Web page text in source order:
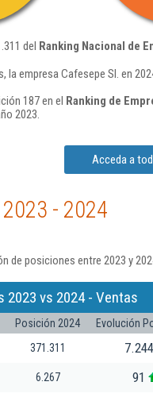
del Ranking Nacional de
la empresa Cafesepe Sl. en
187 en el Ranking de
2023.
Acceda a
- 2024
posiciones entre 2023 y
2023 vs 2024 - Ventas
Posición 2024
Evolución
371.311 7.244
6.267 91